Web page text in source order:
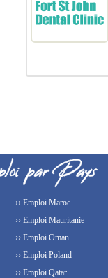
›› Emploi Maroc
›› Emploi Mauritanie
›› Emploi Oman
›› Emploi Poland
›› Emploi Qatar